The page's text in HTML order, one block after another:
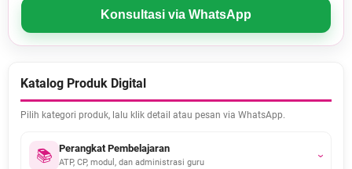
Konsultasi via WhatsApp
Katalog Produk Digital
Pilih kategori produk, lalu klik detail atau pesan via WhatsApp.
📚 Perangkat Pembelajaran
ATP, CP, modul, dan administrasi guru
›